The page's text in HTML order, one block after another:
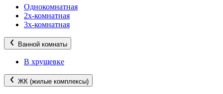
Однокомнатная
2х-комнатная
3х-комнатная
Ванной комнаты
В хрущевке
ЖК (жилые комплексы)